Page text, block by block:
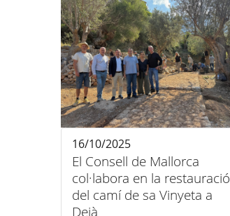
El Consell de Mallorca
col·labora en la restauració
del camí de sa Vinyeta a
Deià
16/10/2025